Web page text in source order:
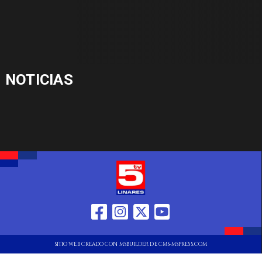
NOTICIAS
SITIO WEB CREADO CON MSBUILDER DE CMS-MSPRESS.COM